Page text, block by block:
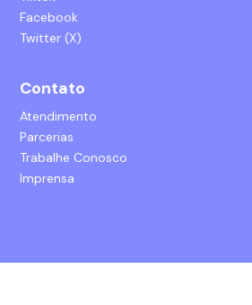
Facebook
Twitter (X)
Contato
Atendimento
Parcerias
Trabalhe Conosco
Imprensa